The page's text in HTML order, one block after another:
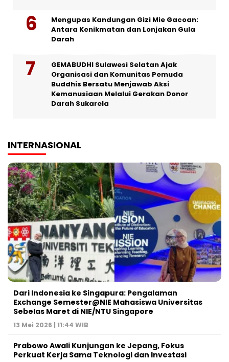
Mengupas Kandungan Gizi Mie Gacoan:
Antara Kenikmatan dan Lonjakan Gula
Darah
GEMABUDHI Sulawesi Selatan Ajak
Organisasi dan Komunitas Pemuda
Buddhis Bersatu Menjawab Aksi
Kemanusiaan Melalui Gerakan Donor
Darah Sukarela
INTERNASIONAL
Dari Indonesia ke Singapura: Pengalaman
Exchange Semester@NIE Mahasiswa Universitas
Sebelas Maret di NIE/NTU Singapore
13 Mei 2026 | 11:44 WIB
Prabowo Awali Kunjungan ke Jepang, Fokus
Perkuat Kerja Sama Teknologi dan Investasi